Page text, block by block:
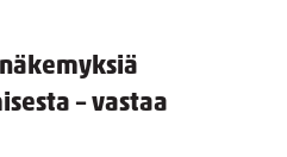
– vastaa